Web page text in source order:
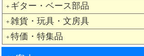
＋ ギター・ベース部品
＋ 雑貨・玩具・文房具
＋ 特価・特集品